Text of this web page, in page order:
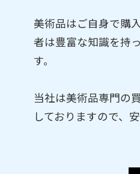
美術品はご自身で購
者は豊富な知識を持
す。
当社は美術品専門の
しておりますので、